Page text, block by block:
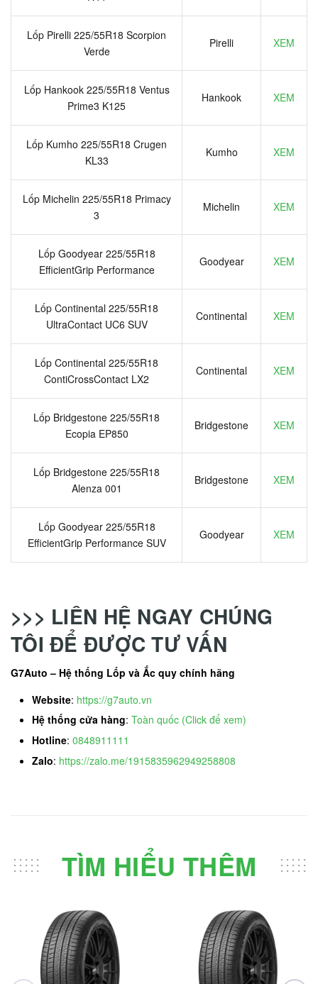
Lốp Pirelli 225/55R18 Scorpion
Verde
Pirelli XEM
Lốp Hankook 225/55R18 Ventus
Prime3 K125
Hankook XEM
Lốp Kumho 225/55R18 Crugen
KL33
Kumho XEM
Lốp Michelin 225/55R18 Primacy
3
Michelin XEM
Lốp Goodyear 225/55R18
EfficientGrip Performance
Goodyear XEM
Lốp Continental 225/55R18
UltraContact UC6 SUV
Continental XEM
Lốp Continental 225/55R18
ContiCrossContact LX2
Continental XEM
Lốp Bridgestone 225/55R18
Ecopia EP850
Bridgestone XEM
Lốp Bridgestone 225/55R18
Alenza 001
Bridgestone XEM
Lốp Goodyear 225/55R18
EfficientGrip Performance SUV
Goodyear XEM
>>> LIÊN HỆ NGAY CHÚNG
TÔI ĐỂ ĐƯỢC TƯ VẤN
G7Auto – Hệ thống Lốp và Ắc quy chính hãng
Website: https://g7auto.vn
Hệ thống cửa hàng: Toàn quốc (Click để xem)
Hotline: 0848911111
Zalo: https://zalo.me/1915835962949258808
TÌM HIỂU THÊM